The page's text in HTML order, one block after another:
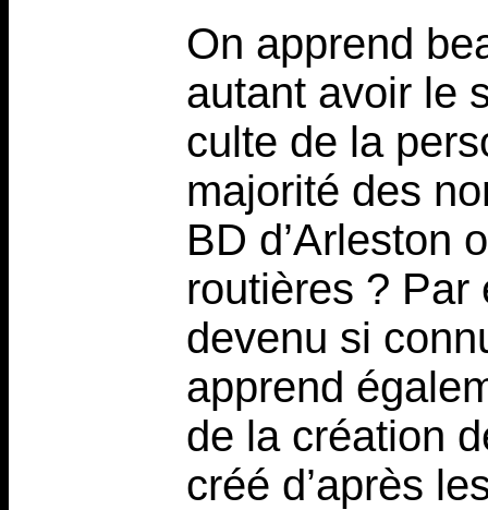
On apprend
autant avoir le
culte de la
majorité des
BD d’Arleston
routières ? Par
devenu si
apprend
de la création
créé d’après